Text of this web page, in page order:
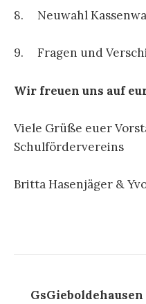
8. Neuwahl
9. Fragen und
Wir freuen uns auf
Viele Grüße euer
Schulfördervereins
Britta Hasenjäger &
GsGieboldehausen